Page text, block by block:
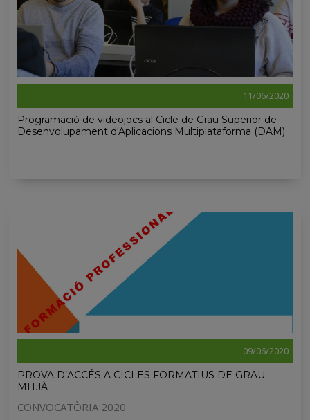
11/06/2020
Programació de videojocs al Cicle de Grau Superior de
Desenvolupament d'Aplicacions Multiplataforma (DAM)
09/06/2020
PROVA D’ACCÉS A CICLES FORMATIUS DE GRAU
MITJÀ
CONVOCATÒRIA 2020